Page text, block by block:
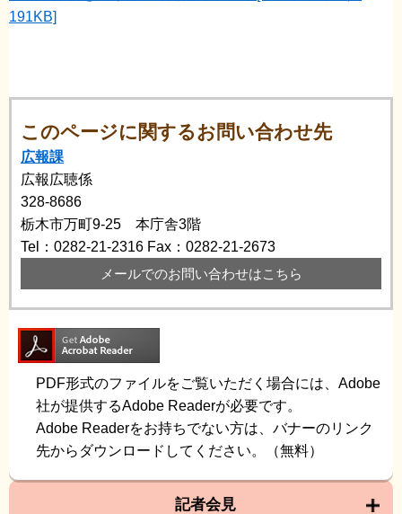
191KB]
このページに関するお問い合わせ先
広報課
広報広聴係
328-8686
栃木市万町9-25 本庁舎3階
Tel：0282-21-2316 Fax：0282-21-2673
メールでのお問い合わせはこちら
PDF形式のファイルをご覧いただく場合には、Adobe
社が提供するAdobe Readerが必要です。
Adobe Readerをお持ちでない方は、バナーのリンク
先からダウンロードしてください。（無料）
記者会見